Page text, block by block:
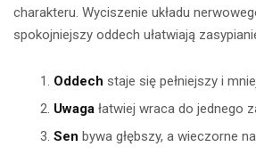
charakteru. Wyciszenie układu
spokojniejszy oddech ułatwiają
Oddech staje się pełniejszy i
Uwaga łatwiej wraca do jednego
Sen bywa głębszy, a wieczorne